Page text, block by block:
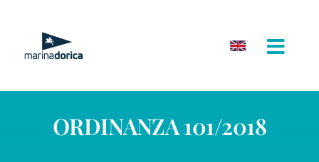
contenuto
ORDINANZA 101/2018